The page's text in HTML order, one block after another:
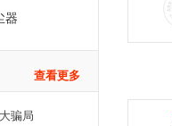
器
查看更多
骗局